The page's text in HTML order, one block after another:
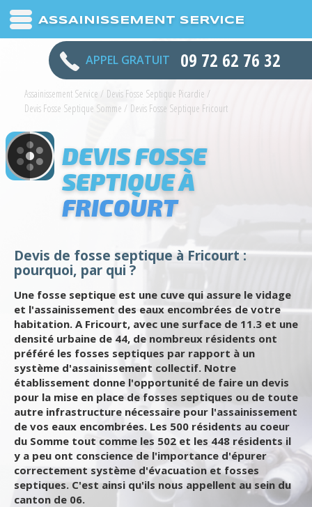
ASSAINISSEMENT SERVICE
APPEL GRATUIT 09 72 62 76 32
Assainissement Service / Devis Fosse Septique Picardie /
Devis Fosse Septique Somme / Devis Fosse Septique Fricourt
DEVIS FOSSE
SEPTIQUE À
FRICOURT
Devis de fosse septique à Fricourt :
pourquoi, par qui ?
Une fosse septique est une cuve qui assure le vidage
et l'assainissement des eaux encombrées de votre
habitation. A Fricourt, avec une surface de 11.3 et une
densité urbaine de 44, de nombreux résidents ont
préféré les fosses septiques par rapport à un
système d'assainissement collectif. Notre
établissement donne l'opportunité de faire un devis
pour la mise en place de fosses septiques ou de toute
autre infrastructure nécessaire pour l'assainissement
de vos eaux encombrées. Les 500 résidents au coeur
du Somme tout comme les 502 et les 448 résidents il
y a peu ont conscience de l'importance d'épurer
correctement système d'évacuation et fosses
septiques. C'est ainsi qu'ils nous appellent au sein du
canton de 06.